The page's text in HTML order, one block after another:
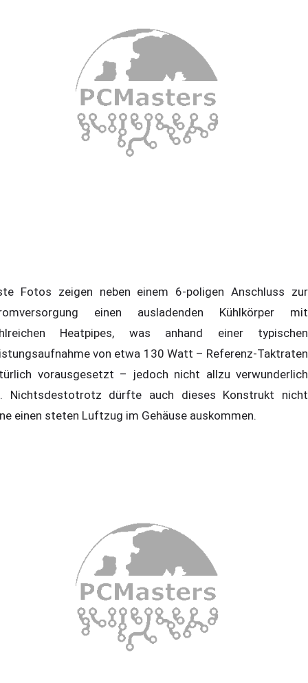
Fotos zeigen neben einem 6-poligen Anschluss zur
einen ausladenden Kühlkörper mit
Heatpipes, was anhand einer typischen
von etwa 130 Watt – Referenz-Taktraten
vorausgesetzt – jedoch nicht allzu verwunderlich
Nichtsdestotrotz dürfte auch dieses Konstrukt nicht
einen steten Luftzug im Gehäuse auskommen.